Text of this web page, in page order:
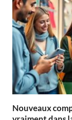
Nouveaux